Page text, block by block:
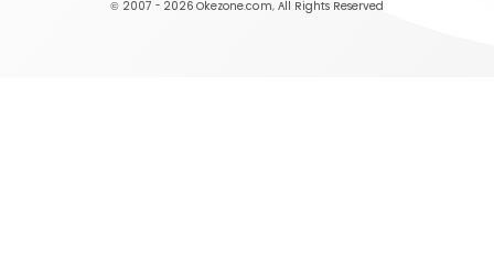
© 2007 - 2026 Okezone.com, All Rights Reserved